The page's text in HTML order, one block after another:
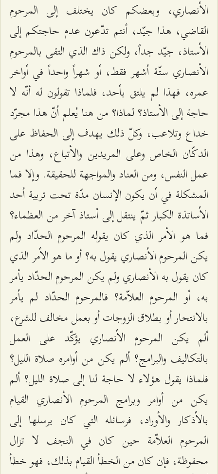
الأنصاري، وبعضكم كان يختلف إلى المرحوم
القاضي، هذا جيّد، أنتم تدّعون عدم حاجتكم إلى
الأستاذ، جيّد جداً، ولكن ذاك الذي التقى بالمرحوم
الأنصاري ستّة أشهر فقط، أو شهراً واحداً في أواخر
عمره، فهذا لم يلتق بأحد، فلماذا تقولون له أنّه لا
حاجة إلى الأستاذ؟ لماذا؟ من هنا يُعلم أنّ هذا مجرّد
خداع وتلاعب، وكلّ ذلك يهدف إلى الحفاظ على
الدكّان الخاص وعلى المريدين والأتباع، وهذا من
عمل النفس، ومن العناد والمواجهة للحقيقة. وإلا فما
المشكلة في أن يكون الإنسان مدّة تحت تربية أحد
الأساتذة الكبار ثمّ ينتقل إلى أستاذ آخر من العظماء؟
فما هو الأمر الذي كان يقوله المرحوم الحدّاد ولم
يكن المرحوم الأنصاري يقول به؟ أو ما هو الأمر الذي
كان يقول به الأنصاري ولم يكن المرحوم الحدّاد يأمر
به، أو المرحوم العلاّمة؟ فالمرحوم الحدّاد لم يأمر
بالانتحار أو بطلاق الزوجات أو بعمل مخالف للشرع،
ألم يكن المرحوم الأنصاري يؤكّد على العمل
بالتكاليف والبرامج؟ ألم يكن من أوامره صلاة الليل؟
فلماذا يقول هؤلاء لا حاجة لنا إلى صلاة الليل؟ ألم
يكن من أوامر وبرامج المرحوم الأنصاري القيام
بالأذكار والأوراد، فرسائله التي كان يرسلها إلى
المرحوم العلاّمة حين كان في النجف لا تزال
محفوظة، فإن كان من الخطأ القيام بذلك، فهو خطأ